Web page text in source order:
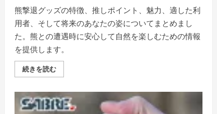
細
を
ご
覧
く
だ
さ
い
熊撃退グッズの特徴、推しポイント、魅力、適した利
用者、そして将来のあなたの姿についてまとめまし
た。熊との遭遇時に安心して自然を楽しむための情報
を提供します。
続きを読む熊
撃
魅
力
と